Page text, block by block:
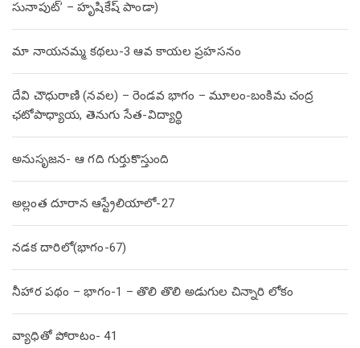
సునాపుట్’ – హృషికేష్ పాండా)
మా నాయనమ్మ కథలు-3 ఆవ కాయల ప్రహసనం
దేవి చౌధురాణి (నవల) – రెండవ భాగం – మూలం-బంకిమ చంద్ర
ఛటోపాధ్యాయ, తెనుగు సేత-విద్యార్థి
అనుసృజన- ఆ గది గుర్తుకొస్తుంది
అల్లంత దూరాన ఆస్ట్రేలియాలో-27
నడక దారిలో(భాగం-67)
నీహార పథం – భాగం-1 – తొలి తొలి అడుగుల చిన్నారి లోకం
వ్యాధితో పోరాటం- 41